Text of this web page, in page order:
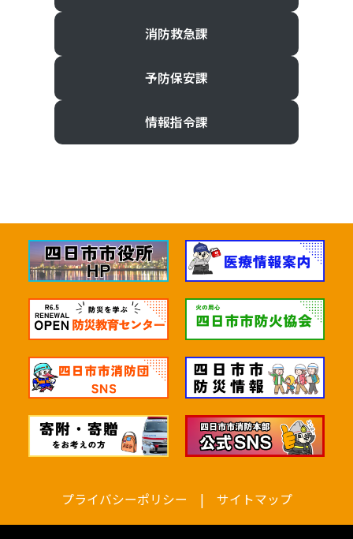
消防救急課
予防保安課
情報指令課
プライバシーポリシー | サイトマップ
四日市市消防本部
あなたが聞きたいことを選んで